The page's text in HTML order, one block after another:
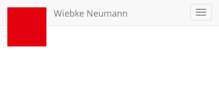
Wiebke Neumann